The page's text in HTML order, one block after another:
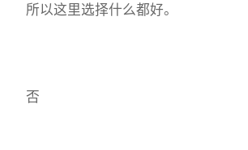
所以这里选择什么都好。
否